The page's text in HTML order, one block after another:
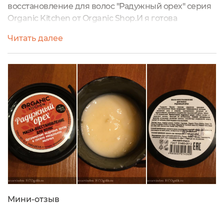
восстановление для волос "Радужный орех" серия
Organic Kitchen от Organic Shop.И я готова
баночки, все яркие и заманивают надписями!
Упаковка мне их нравится - все средства в этих
баночках хорошо защищены, наклейки не
отваливаются.Срок годности маски - 2 года.Маска
направлена на восстановление волос, НО хочу...
Читать далее
Мини-отзыв